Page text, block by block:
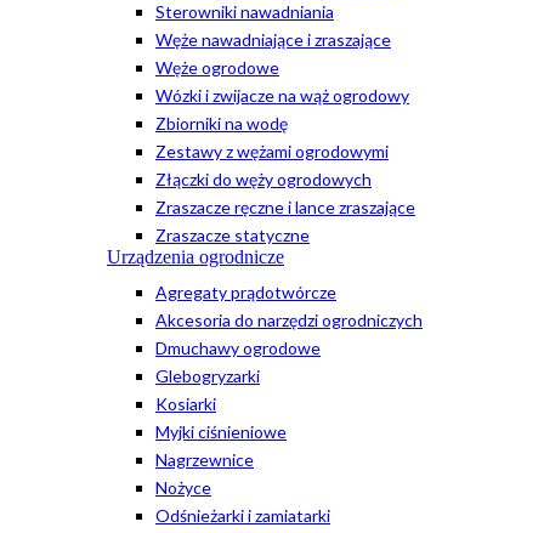
Sterowniki nawadniania
Węże nawadniające i zraszające
Węże ogrodowe
Wózki i zwijacze na wąż ogrodowy
Zbiorniki na wodę
Zestawy z wężami ogrodowymi
Złączki do węży ogrodowych
Zraszacze ręczne i lance zraszające
Zraszacze statyczne
Urządzenia ogrodnicze
Agregaty prądotwórcze
Akcesoria do narzędzi ogrodniczych
Dmuchawy ogrodowe
Glebogryzarki
Kosiarki
Myjki ciśnieniowe
Nagrzewnice
Nożyce
Odśnieżarki i zamiatarki